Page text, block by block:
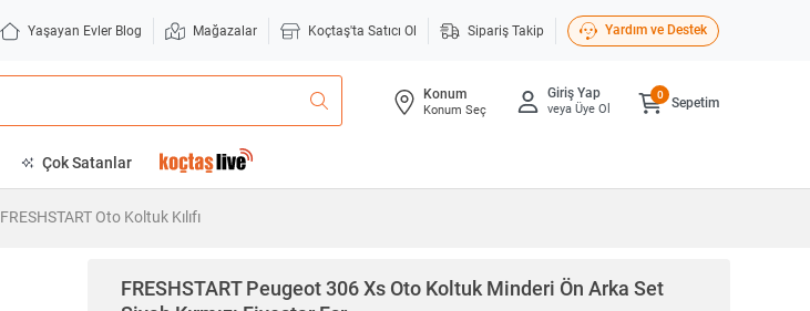
Yaşayan Evler Blog Mağazalar Koçtaş'ta Satıcı Ol Sipariş Takip Yardım ve Destek
Konum
Konum Seç
Giriş Yap
veya Üye Ol Sepetim
0
Çok Satanlar
FRESHSTART Oto Koltuk Kılıfı
FRESHSTARTPeugeot 306 Xs Oto Koltuk Minderi Ön Arka Set